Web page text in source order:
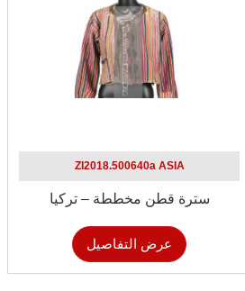
ZI2018.500640a ASIA
سترة قطن مخططة – تركيا
عرض التفاصيل